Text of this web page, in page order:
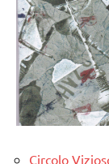
Circolo